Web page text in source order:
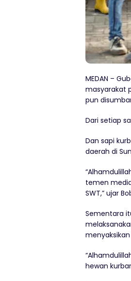
MEDAN –
masyarakat
pun
Dari setiap
Dan sapi
daerah di
temen
SWT,” ujar
Sementara
hewan